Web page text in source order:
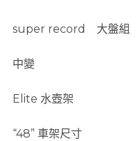
super record 大盤組
中變
Elite 水壺架
“48” 車架尺寸